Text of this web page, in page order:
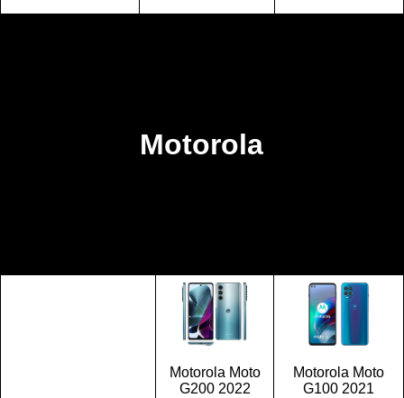
Motorola
Motorola Moto
G200 2022
Motorola Moto
G100 2021